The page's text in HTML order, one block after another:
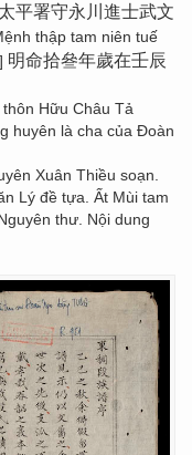
平署守永川進士武文
thập tam niên tuế
明命拾叄年歲在壬辰
Hữu Châu Tả
huyên là cha của Đoàn
Xuân Thiều soạn.
Lý đề tựa. Ất Mùi tam
thư. Nội dung